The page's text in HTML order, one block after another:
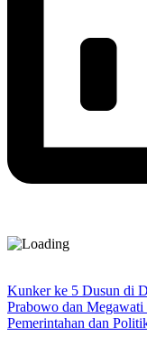
Kunker ke 5 Dusun di
Prabowo dan Megawati
Pemerintahan dan